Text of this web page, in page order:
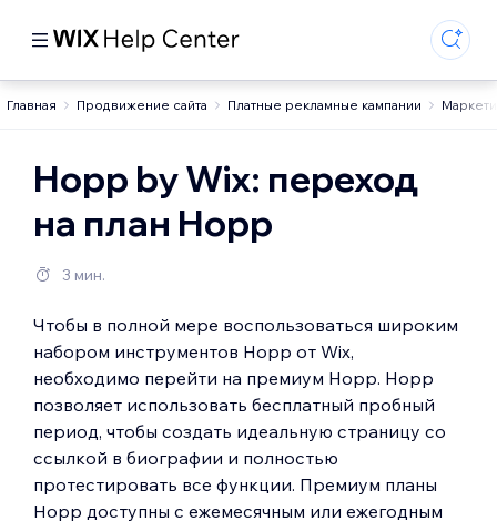
Главная Продвижение сайта Платные рекламные кампании
Hopp by Wix: переход
на план Hopp
3 мин.
Чтобы в полной мере воспользоваться широким
набором инструментов Hopp от Wix,
необходимо перейти на премиум Hopp. Hopp
позволяет использовать бесплатный пробный
период, чтобы создать идеальную страницу со
ссылкой в биографии и полностью
протестировать все функции. Премиум планы
Hopp доступны с ежемесячным или ежегодным